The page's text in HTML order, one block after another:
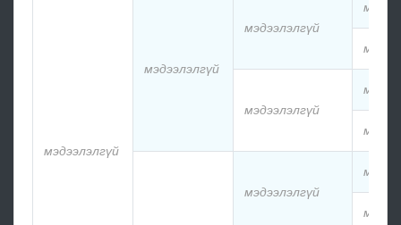
мэдээлэлгүй
мэдээлэлгүй
мэдээлэлгүй
мэдээлэлгүй
мэдээлэлгүй